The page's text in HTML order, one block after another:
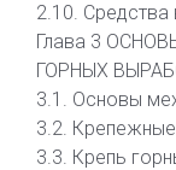
2.10. Средства
Глава 3
ГОРНЫХ
3.1. Основы
3.2.
3.3. Крепь